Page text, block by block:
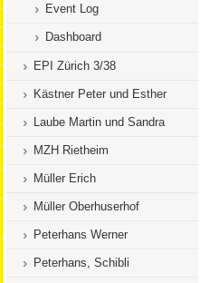
Event Log
Dashboard
EPI Zürich 3/38
Kästner Peter und Esther
Laube Martin und Sandra
MZH Rietheim
Müller Erich
Müller Oberhuserhof
Peterhans Werner
Peterhans, Schibli